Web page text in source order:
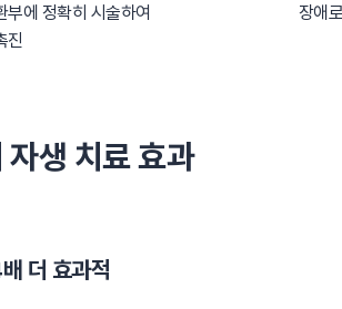
에 정확히 시술하여
진
장애
자생 치료 효과
더 효과적